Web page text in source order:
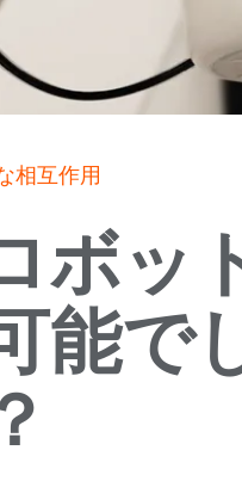
相互作用
ボッ
能で